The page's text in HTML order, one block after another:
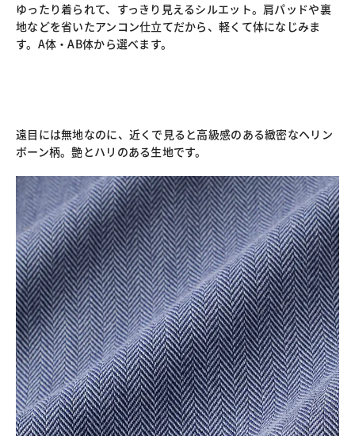
ゆったり着られて、すっきり見えるシルエット。肩パッドや裏
地などを省いたアンコン仕立てだから、軽くて体になじみま
す。A体・AB体から選べます。
遠目には無地なのに、近くで見ると高級感のある緻密なヘリン
ボーン柄。艶とハリのある生地です。